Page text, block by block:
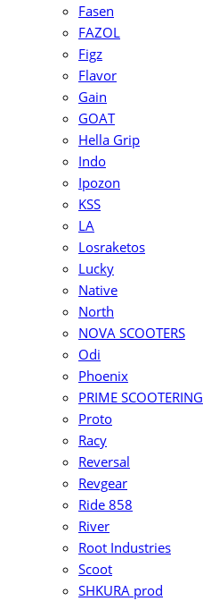
Fasen
FAZOL
Figz
Flavor
Gain
GOAT
Hella Grip
Indo
Ipozon
KSS
LA
Losraketos
Lucky
Native
North
NOVA SCOOTERS
Odi
Phoenix
PRIME SCOOTERING
Proto
Racy
Reversal
Revgear
Ride 858
River
Root Industries
Scoot
SHKURA рrоd